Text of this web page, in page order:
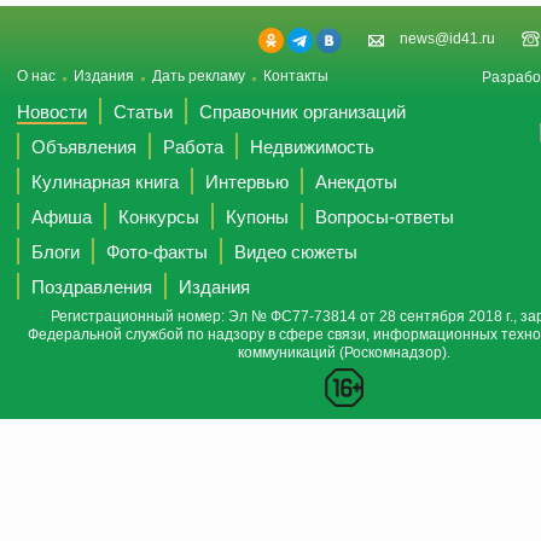
news@id41.ru
О нас Издания Дать рекламу Контакты
Новости Статьи
Справочник организаций
Объявления
Работа
Недвижимость
Кулинарная книга
Интервью
Анекдоты
Афиша
Конкурсы Купоны
Вопросы-ответы
Блоги
Фото-факты
Видео сюжеты
Поздравления
Издания
Регистрационный номер: Эл № ФС77-73814 от 28 сентября 2018 г.,
Федеральной службой по надзору в сфере связи, информационных
коммуникаций (Роскомнадзор).